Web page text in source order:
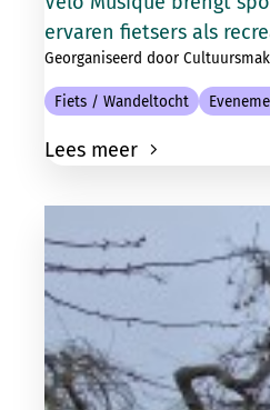
ervaren fietsers als
Georganiseerd door
Fiets / Wandeltocht
Lees meer